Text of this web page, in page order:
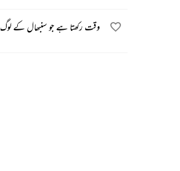
وقت رکھتا ہے جو سنبھال کے لوگ